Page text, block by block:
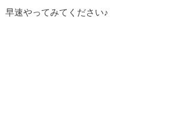
早速やってみてください♪